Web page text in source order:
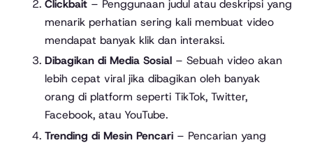
Clickbait– Penggunaan judul atau deskripsi yang
menarik perhatian sering kali membuat video
mendapat banyak klik dan interaksi.
Dibagikan di Media Sosial– Sebuah video akan
lebih cepat viral jika dibagikan oleh banyak
orang di platform seperti TikTok, Twitter,
Facebook, atau YouTube.
Trending di Mesin Pencari– Pencarian yang